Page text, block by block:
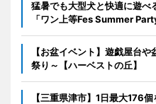
猛暑でも大型犬と快適に遊べ
「ワン上等Fes Summer
【お盆イベント】遊戯屋台
祭り～【ハーベストの丘】
【三重県津市】1日最大176